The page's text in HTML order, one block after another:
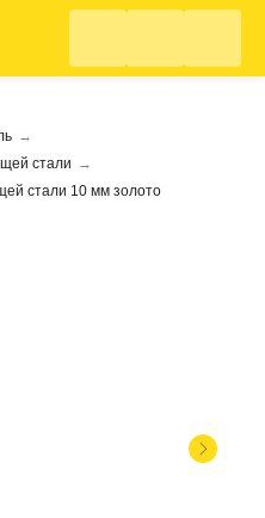
→
стали →
стали 10 мм золото